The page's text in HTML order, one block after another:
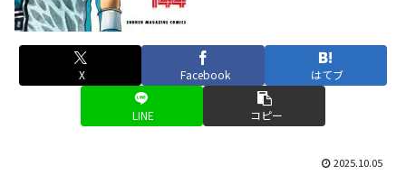
X Facebook はてブ
LINE コピー
2025.10.05